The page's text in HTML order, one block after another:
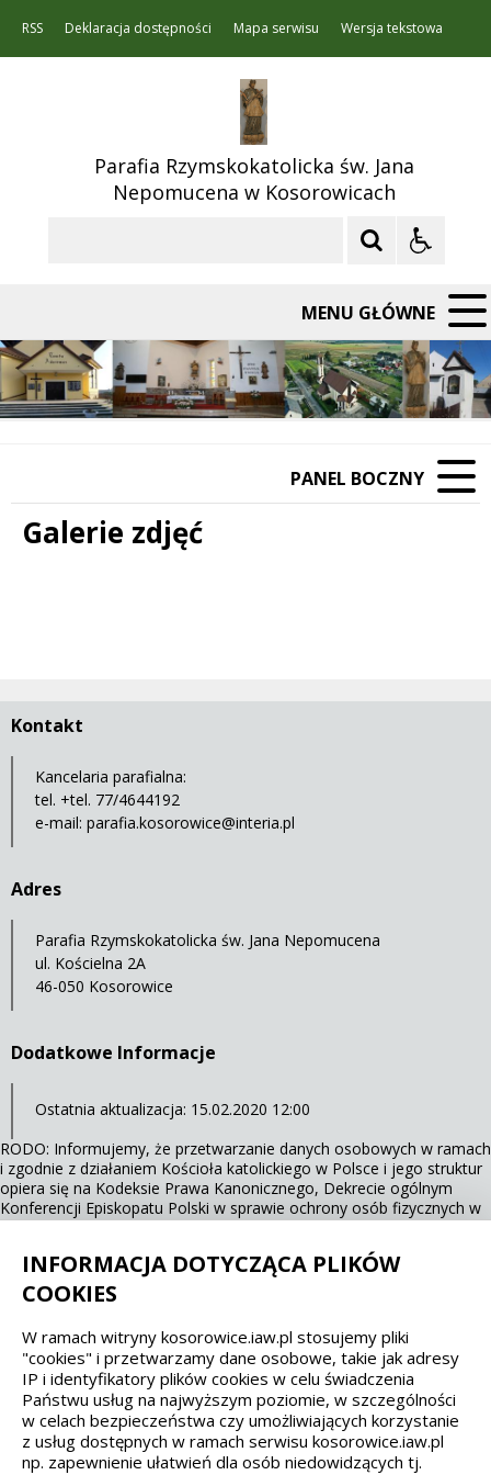
RSS Deklaracja dostępności Mapa serwisu Wersja tekstowa
Parafia Rzymskokatolicka św. Jana
Nepomucena w Kosorowicach
MENU GŁÓWNE
PANEL BOCZNY
Galerie zdjęć
Kontakt
Kancelaria parafialna:
tel. +tel. 77/4644192
e-mail: parafia.kosorowice@interia.pl
Adres
Parafia Rzymskokatolicka św. Jana Nepomucena
ul. Kościelna 2A
46-050 Kosorowice
Dodatkowe Informacje
Ostatnia aktualizacja: 15.02.2020 12:00
RODO: Informujemy, że przetwarzanie danych osobowych w ramach
i zgodnie z działaniem Kościoła katolickiego w Polsce i jego struktur
opiera się na Kodeksie Prawa Kanonicznego, Dekrecie ogólnym
Konferencji Episkopatu Polski w sprawie ochrony osób fizycznych w
związku z przetwarzaniem danych osobowych w Kościele katolickim
WCAG 2.1 SECTION 508 EAA/EN 301549
IS 5568
INFORMACJA DOTYCZĄCA PLIKÓW
COOKIES
W ramach witryny kosorowice.iaw.pl stosujemy pliki
"cookies" i przetwarzamy dane osobowe, takie jak adresy
IP i identyfikatory plików cookies w celu świadczenia
Państwu usług na najwyższym poziomie, w szczególności
w celach bezpieczeństwa czy umożliwiających korzystanie
z usług dostępnych w ramach serwisu kosorowice.iaw.pl
np. zapewnienie ułatwień dla osób niedowidzących tj.